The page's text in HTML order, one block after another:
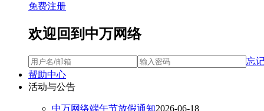
免费注册
欢迎回到中万网络
忘
帮助中心
活动与公告
中万网络端午节放假通知2026-06-18